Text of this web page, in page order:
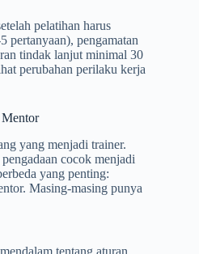
pelatihan harus
pertanyaan), pengamatan
tindak lanjut minimal 30
perubahan perilaku kerja
Mentor
yang menjadi trainer.
cocok menjadi
yang penting:
Masing-masing punya
tentang aturan